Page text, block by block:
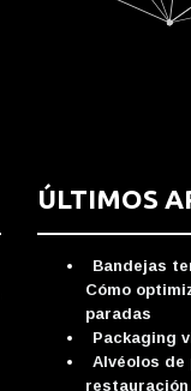
ÚLTIMOS
Bandejas
Cómo
paradas
Packaging
Alvéolos
restauración